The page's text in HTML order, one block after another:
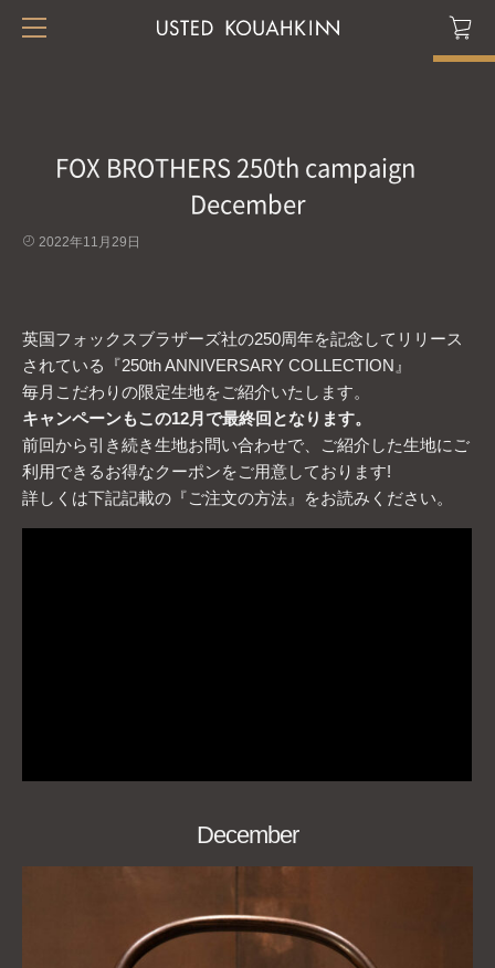
FOX BROTHERS 250th campaign
December
2022年11月29日
英国フォックスブラザーズ社の250周年を記念してリリース
されている『250th ANNIVERSARY COLLECTION』
毎月こだわりの限定生地をご紹介いたします。
キャンペーンもこの12月で最終回となります。
前回から引き続き生地お問い合わせで、ご紹介した生地にご
利用できるお得なクーポンをご用意しております!
詳しくは下記記載の『ご注文の方法』をお読みください。
December